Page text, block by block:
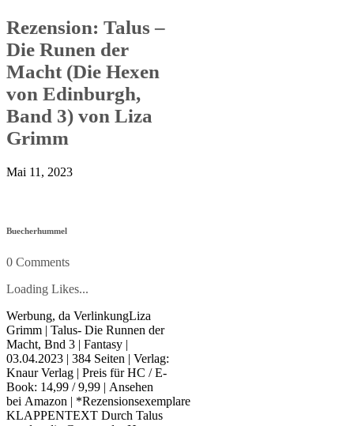
Rezension: Talus –
Die Runen der
Macht (Die Hexen
von Edinburgh,
Band 3) von Liza
Grimm
Mai 11, 2023
Buecherhummel
0 Comments
Loading Likes...
Werbung, da VerlinkungLiza
Grimm | Talus- Die Runnen der
Macht, Bnd 3 | Fantasy |
03.04.2023 | 384 Seiten | Verlag:
Knaur Verlag | Preis für HC / E-
Book: 14,99 / 9,99 | Ansehen
bei Amazon | *Rezensionsexemplare
KLAPPENTEXT Durch Talus